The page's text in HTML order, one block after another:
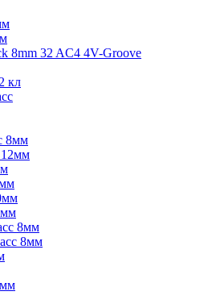
8mm 32 AC4 4V-Groove
кл
8мм
12мм
8мм
8мм